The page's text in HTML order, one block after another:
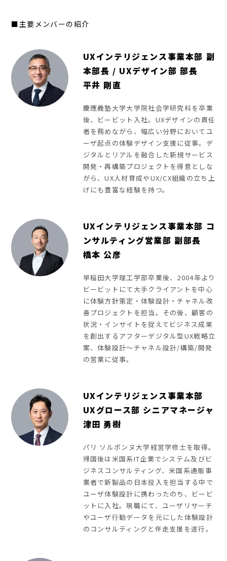
■主要メンバーの紹介
UXインテリジェンス事業本部 副
本部長 / UXデザイン部 部長
平井 剛直
慶應義塾大学大学院社会学研究科を卒業
後、ビービット入社。UXデザインの責任
者を務めながら、幅広い分野においてユ
ーザ起点の体験デザイン支援に従事。デ
ジタルとリアルを融合した新規サービス
開発・再構築プロジェクトを得意としな
がら、UX人材育成やUX/CX組織の立ち上
げにも豊富な経験を持つ。
UXインテリジェンス事業本部 コ
ンサルティング営業部 副部長
橋本 公彦
早稲田大学理工学部卒業後、2004年より
ビービットにて大手クライアントを中心
に体験方針策定・体験設計・チャネル改
善プロジェクトを担当。その後、顧客の
状況・インサイトを捉えてビジネス成果
を創出するアフターデジタル型UX戦略立
案、体験設計～チャネル設計/構築/開発
の営業に従事。
UXインテリジェンス事業本部
UXグロース部 シニアマネージャ
津田 勇樹
パリ ソルボンヌ大学経営学修士を取得。
帰国後は米国系IT企業でシステム及びビ
ジネスコンサルティング、米国系通販事
業者で新製品の日本投入を担当する中で
ユーザ体験設計に携わったのち、ビービ
ットに入社。現職にて、ユーザリサーチ
やユーザ行動データを元にした体験設計
のコンサルティングと伴走支援を遂行。